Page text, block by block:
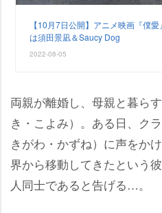
【10月7日公開】アニメ映画『僕
は須田景凪＆Saucy Dog
2022-08-05
両親が離婚し、母親と暮ら
き・こよみ）。ある日、ク
きがわ・かずね）に声をか
界から移動してきたという
人同士であると告げる…。